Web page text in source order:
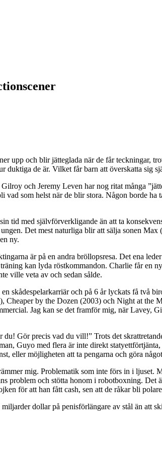
och blir jätteglada när de får teckningar,
duktiga de är. Vilket får barn att överskatta sig
och Jeremy Leven har nog ritat många
som helst när de blir stora. Någon borde ha
tid med självförverkligande än att ta
Det mest naturliga blir att sälja sonen
ny.
är på en andra bröllopsresa. Det ena
kan lyda röstkommandon. Charlie får en
ville veta av och sedan sålde.
skådespelarkarriär och på 6 år lyckats få två
by the Dozen (2003) och Night at the
Jag kan se det framför mig, när Lavey,
Gör precis vad du vill!” Trots det
Guyo med flera är inte direkt
eller möjligheten att ta pengarna och göra
mig. Problematik som inte förs in i ljuset.
problem och stötta honom i robotboxning. Det
för att han fått cash, sen att de råkar bli
dollar på penisförlängare av stål än att